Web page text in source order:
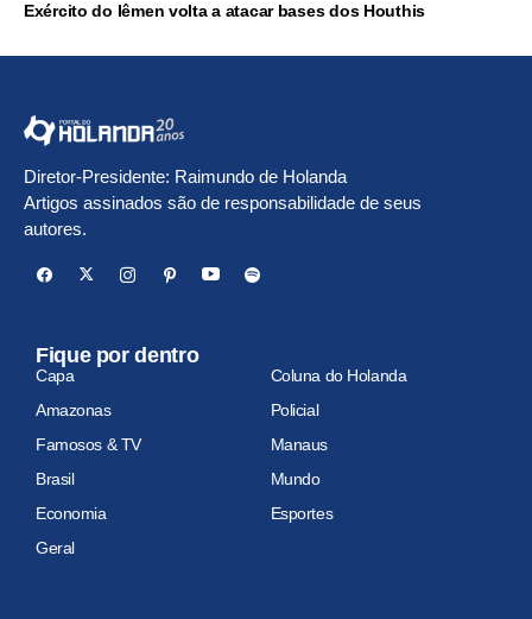
Exército do Iêmen volta a atacar bases dos Houthis
Diretor-Presidente: Raimundo de Holanda
Artigos assinados são de responsabilidade de seus
autores.
Fique por dentro
Capa
Coluna do Holanda
Amazonas
Policial
Famosos & TV
Manaus
Brasil
Mundo
Economia
Esportes
Geral